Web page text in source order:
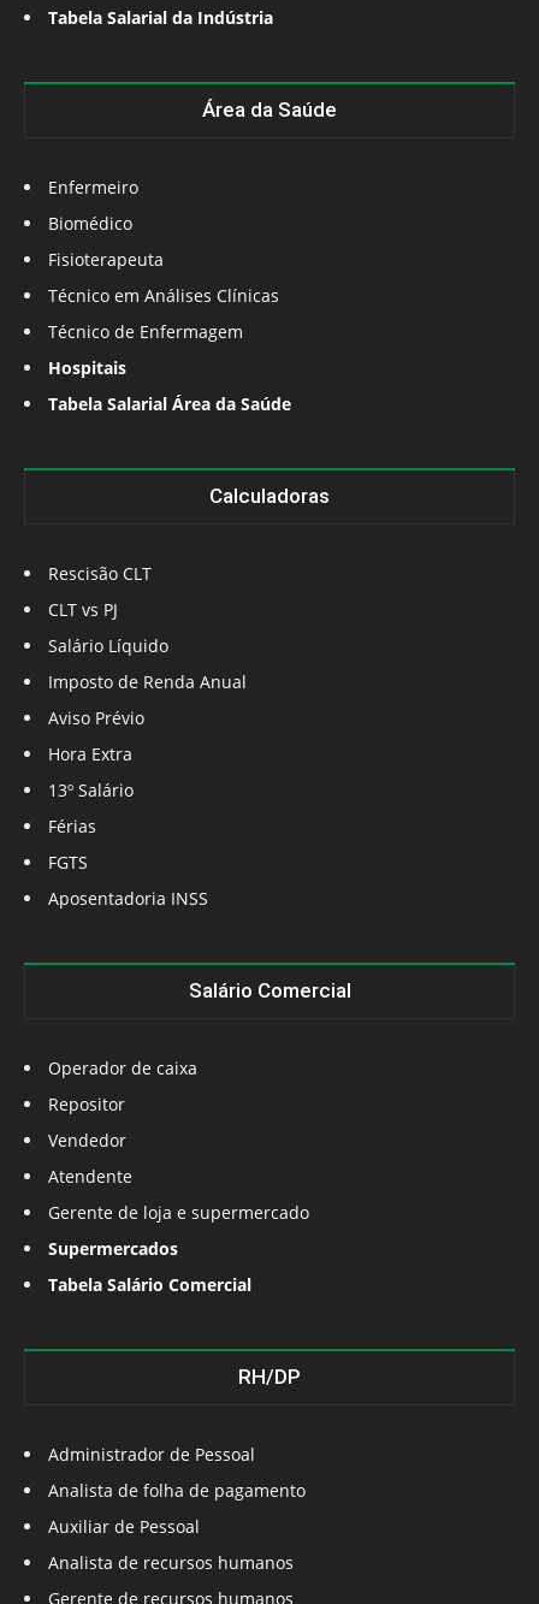
Tabela Salarial da Indústria
Área da Saúde
Enfermeiro
Biomédico
Fisioterapeuta
Técnico em Análises Clínicas
Técnico de Enfermagem
Hospitais
Tabela Salarial Área da Saúde
Calculadoras
Rescisão CLT
CLT vs PJ
Salário Líquido
Imposto de Renda Anual
Aviso Prévio
Hora Extra
13º Salário
Férias
FGTS
Aposentadoria INSS
Salário Comercial
Operador de caixa
Repositor
Vendedor
Atendente
Gerente de loja e supermercado
Supermercados
Tabela Salário Comercial
RH/DP
Administrador de Pessoal
Analista de folha de pagamento
Auxiliar de Pessoal
Analista de recursos humanos
Gerente de recursos humanos